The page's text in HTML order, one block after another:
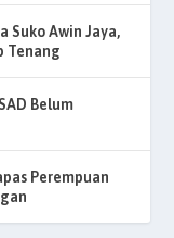
Suko Awin Jaya,
Tenang
Belum
Perempuan